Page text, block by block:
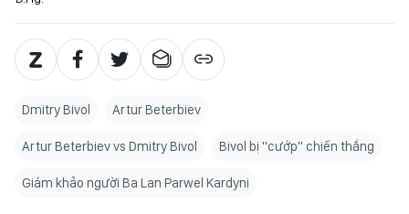
Dmitry Bivol Artur Beterbiev
Artur Beterbiev vs Dmitry Bivol Bivol bị "cướp" chiến thắng
Giám khảo người Ba Lan Parwel Kardyni